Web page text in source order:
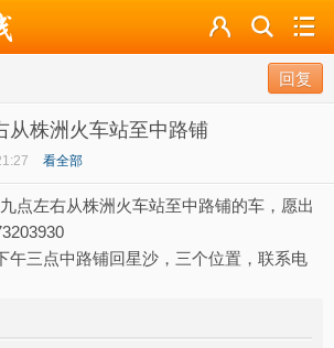
回复
从株洲火车站至中路铺
看全部
点左右从株洲火车站至中路铺的车，愿出
午三点中路铺回星沙，三个位置，联系电
标签
广播